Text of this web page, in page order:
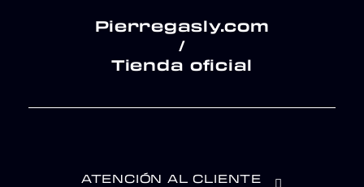
Pierregasly.com
/
Tienda oficial
ATENCIÓN AL CLIENTE